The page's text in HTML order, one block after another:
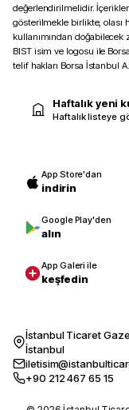
değerlendirilmelidir.
gösterilmekle birlikte, olası
kullanımından
BIST isim ve logosu ile
telif hakları Borsa İstanbul
Haftalık yeni
Haftalık listeye
App Store'dan
indirin
Google Play'den
alın
App Galeri ile
keşfedin
İstanbul Ticaret
İstanbul
+90 212 467 65 15